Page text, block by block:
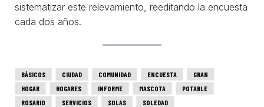
sistematizar este relevamiento, reeditando la encuesta
cada dos años.
BÁSICOS CIUDAD COMUNIDAD ENCUESTA
GRAN
HOGAR
HOGARES INFORME MASCOTA
POTABLE
ROSARIO
SERVICIOS SOLAS SOLEDAD